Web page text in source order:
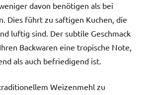
davon benötigen als bei
Dies führt zu saftigen Kuchen, die
luftig sind. Der subtile Geschmack
Backwaren eine tropische Note,
als auch befriedigend ist.
Weizenmehl zu